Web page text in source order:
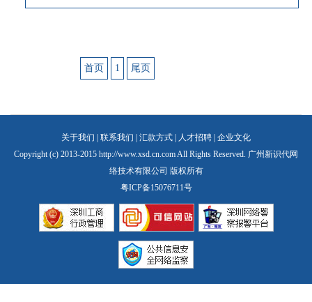
首页 1 尾页
关于我们 联系我们 汇款方式 人才招聘 企业文化
Copyright (c) 2013-2015 http://www.xsd.cn.com All Rights Reserved. 广州新识代网
络技术有限公司 版权所有
粤ICP备15076711号